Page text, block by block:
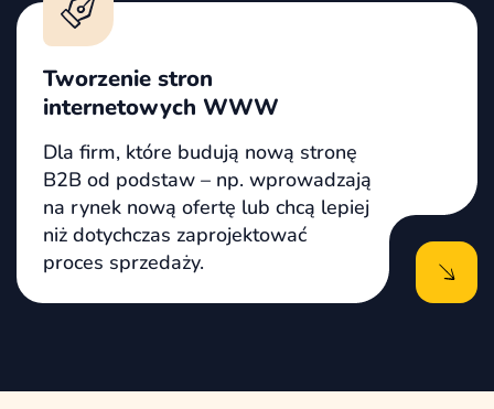
Tworzenie stron
internetowych WWW
Dla firm, które budują nową stronę
B2B od podstaw – np. wprowadzają
na rynek nową ofertę lub chcą lepiej
niż dotychczas zaprojektować
proces sprzedaży.